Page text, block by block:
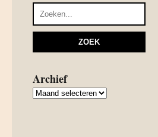
Archief
Archief